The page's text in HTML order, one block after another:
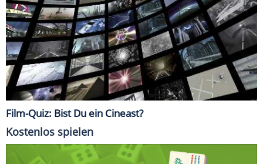
Film-Quiz: Bist Du ein Cineast?
Kostenlos spielen